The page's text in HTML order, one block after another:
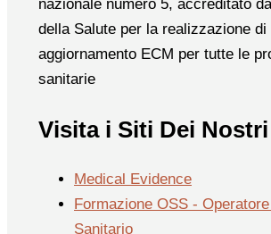
nazionale numero 5, accreditato
della Salute per la realizzazione di
aggiornamento ECM per tutte le
sanitarie
Visita i Siti Dei
Medical Evidence
Formazione OSS -
Sanitario